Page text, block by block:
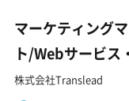
マーケティング
ト/Webサービス
株式会社Translead